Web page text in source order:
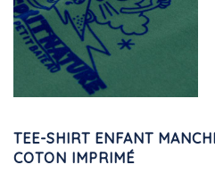
TEE-SHIRT ENFANT
COTON IMPRIMÉ